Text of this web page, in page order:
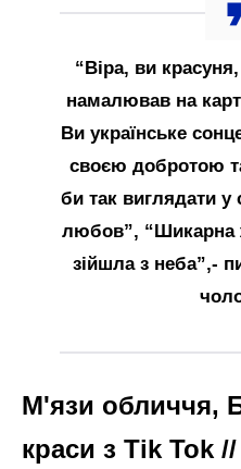
“Віра, ви
намалював на
Ви українське
своєю добротою
би так виглядати у
любов”, “Шикарна
зійшла з неба”,-
М'язи обличчя,
краси з Tik Tok //